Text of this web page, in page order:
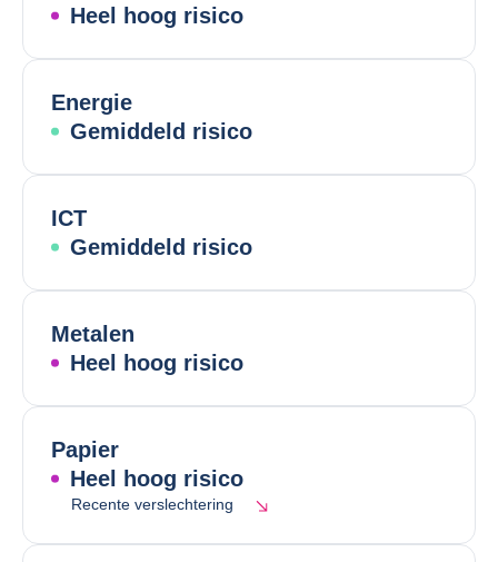
Heel hoog risico
Energie
Gemiddeld risico
ICT
Gemiddeld risico
Metalen
Heel hoog risico
Papier
Heel hoog risico
Recente verslechtering